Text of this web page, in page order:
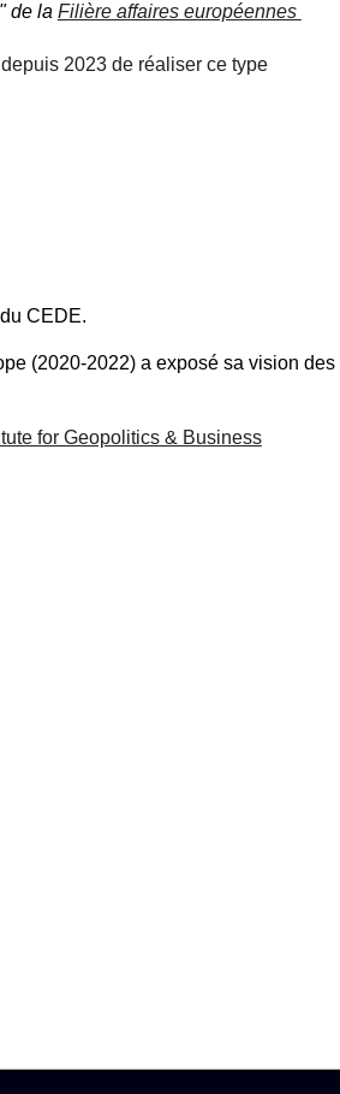
de la Filière affaires européennes
2023 de réaliser ce type
CEDE.
(2020-2022) a exposé sa vision
for Geopolitics & Business